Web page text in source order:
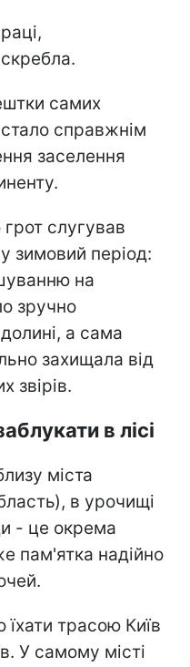
самих
справжнім
заселення
слугував
зимовий період:
на
зручно
а сама
захищала від
звірів.
в лісі
міста
в урочищі
- це окрема
пам'ятка надійно
їхати трасою Київ
У самому місті